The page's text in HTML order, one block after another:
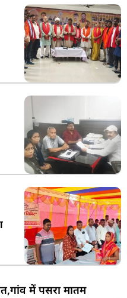
में पसरा मातम